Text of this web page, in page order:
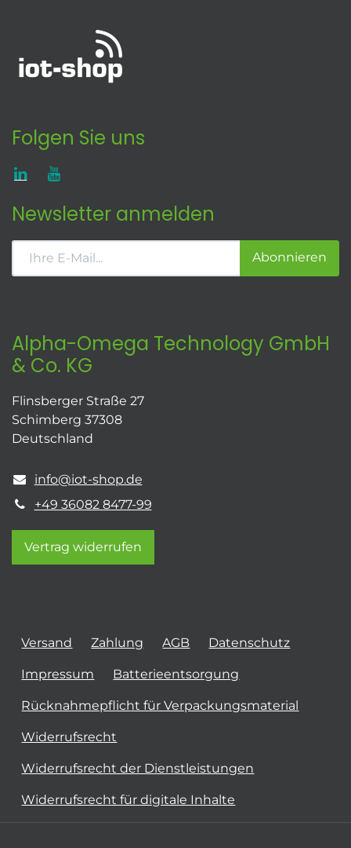
Folgen Sie uns
Newsletter anmelden
Abonnieren
Alpha-Omega Technology GmbH
& Co. KG
Flinsberger Straße 27
Schimberg 37308
Deutschland
info@iot-shop.de
+49 36082 8477-99
Vertrag widerrufen
Versand Zahlung AGB Datenschutz
Impressum Batterieentsorgung
Rücknahmepflicht für Verpackungsmaterial
Widerrufsrecht
Widerrufsrecht der Dienstleistungen
Widerrufsrecht für digitale Inhalte